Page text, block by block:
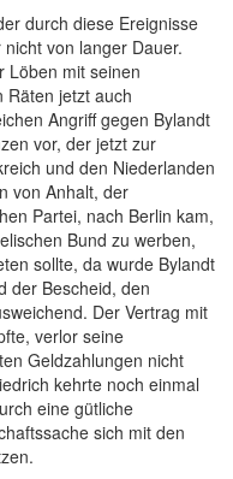
durch diese Ereignisse
von langer Dauer.
Löben mit seinen
jetzt auch
Angriff gegen Bylandt
vor, der jetzt zur
und den Niederlanden
von Anhalt, der
Partei, nach Berlin kam,
Bund zu werben,
sollte, da wurde Bylandt
der Bescheid, den
Der Vertrag mit
verlor seine
Geldzahlungen nicht
kehrte noch einmal
eine gütliche
sich mit den